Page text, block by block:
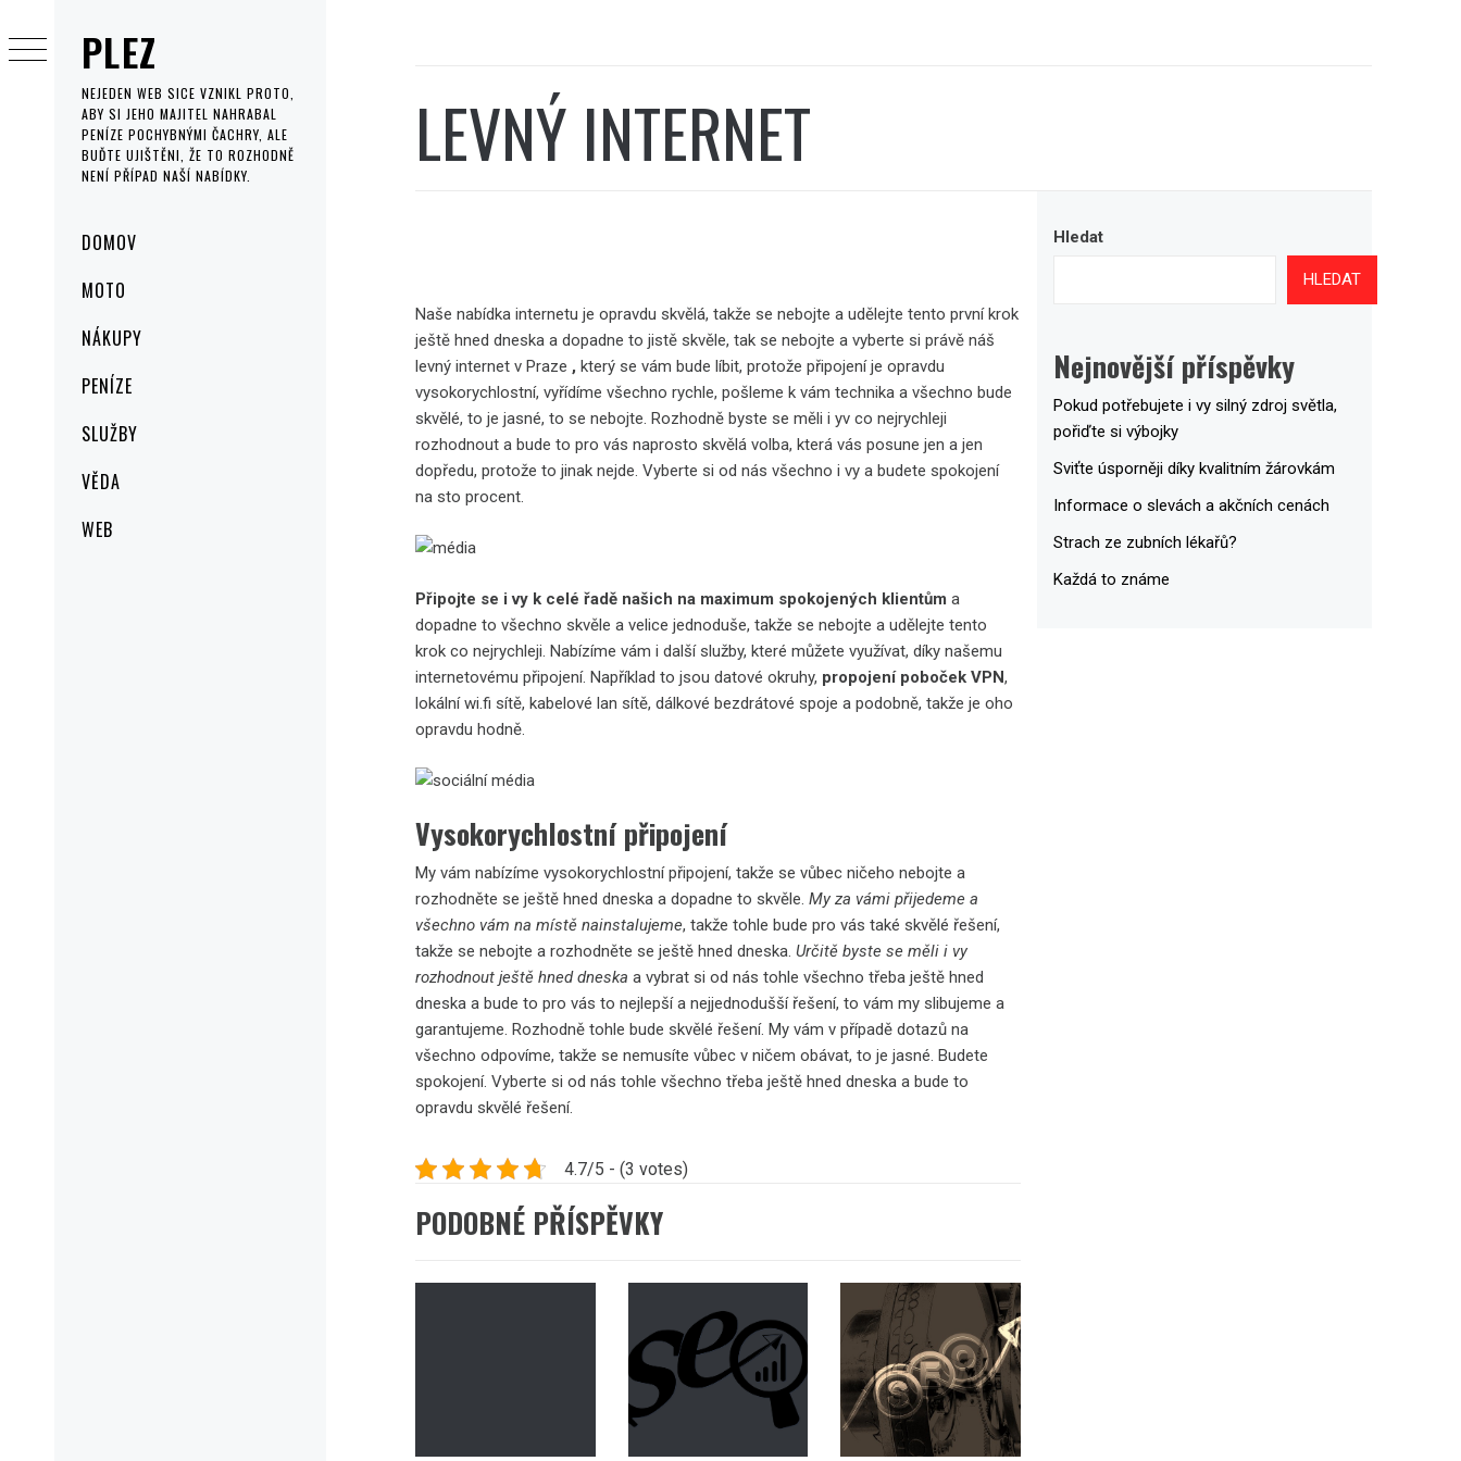
PLEZ
NEJEDEN WEB SICE VZNIKL PROTO,
ABY SI JEHO MAJITEL NAHRABAL
PENÍZE POCHYBNÝMI ČACHRY, ALE
BUĎTE UJIŠTĚNI, ŽE TO ROZHODNĚ
NENÍ PŘÍPAD NAŠÍ NABÍDKY.
MenuDOMOV
MOTO
NÁKUPY
PENÍZE
SLUŽBY
VĚDA
WEB
to
content
LEVNÝ INTERNET
Naše nabídka internetu je opravdu skvělá, takže se nebojte a udělejte tento první krok
ještě hned dneska a dopadne to jistě skvěle, tak se nebojte a vyberte si právě náš
levný internet v Praze , který se vám bude líbit, protože připojení je opravdu
vysokorychlostní, vyřídíme všechno rychle, pošleme k vám technika a všechno bude
skvělé, to je jasné, to se nebojte. Rozhodně byste se měli i yv co nejrychleji
rozhodnout a bude to pro vás naprosto skvělá volba, která vás posune jen a jen
dopředu, protože to jinak nejde. Vyberte si od nás všechno i vy a budete spokojení
na sto procent.
Připojte se i vy k celé řadě našich na maximum spokojených klientům a
dopadne to všechno skvěle a velice jednoduše, takže se nebojte a udělejte tento
krok co nejrychleji. Nabízíme vám i další služby, které můžete využívat, díky našemu
internetovému připojení. Například to jsou datové okruhy, propojení poboček VPN,
lokální wi.fi sítě, kabelové lan sítě, dálkové bezdrátové spoje a podobně, takže je oho
opravdu hodně.
Vysokorychlostní připojení
My vám nabízíme vysokorychlostní připojení, takže se vůbec ničeho nebojte a
rozhodněte se ještě hned dneska a dopadne to skvěle.My za vámi přijedeme a
všechno vám na místě nainstalujeme, takže tohle bude pro vás také skvělé řešení,
takže se nebojte a rozhodněte se ještě hned dneska.Určitě byste se měli i vy
rozhodnout ještě hned dneska a vybrat si od nás tohle všechno třeba ještě hned
dneska a bude to pro vás to nejlepší a nejjednodušší řešení, to vám my slibujeme a
garantujeme. Rozhodně tohle bude skvělé řešení. My vám v případě dotazů na
všechno odpovíme, takže se nemusíte vůbec v ničem obávat, to je jasné. Budete
spokojení. Vyberte si od nás tohle všechno třeba ještě hned dneska a bude to
opravdu skvělé řešení.
4.7/5 - (3 votes)
PODOBNÉ PŘÍSPĚVKY
Hledat
HLEDAT
Nejnovější příspěvky
Pokud potřebujete i vy silný zdroj světla,
pořiďte si výbojky
Sviťte úsporněji díky kvalitním žárovkám
Informace o slevách a akčních cenách
Strach ze zubních lékařů?
Každá to známe